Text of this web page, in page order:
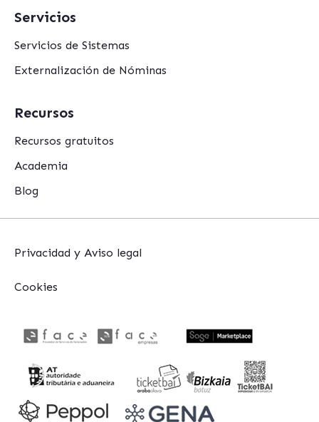
Servicios
Servicios de Sistemas
Externalización de Nóminas
Recursos
Recursos gratuitos
Academia
Blog
Privacidad y Aviso legal
Cookies